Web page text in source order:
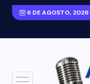
6 DE AGOSTO, 2026